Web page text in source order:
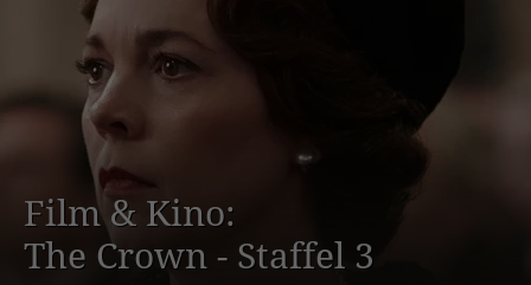
Film & Kino:
The Crown - Staffel 3